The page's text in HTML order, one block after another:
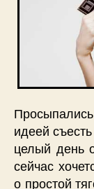
идеей
целый день
сейчас
о простой